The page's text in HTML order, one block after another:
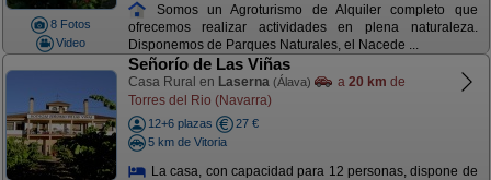
8 Fotos
Video
Somos un Agroturismo de Alquiler completo que
ofrecemos realizar actividades en plena naturaleza.
Disponemos de Parques Naturales, el Nacede ...
Señorío de Las Viñas
Casa Rural en Laserna (Álava) a 20 km de
Torres del Rio (Navarra)
12+6 plazas
27 €
5 km de Vitoria
La casa, con capacidad para 12 personas, dispone de